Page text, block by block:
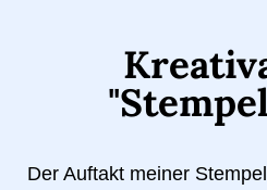
Der Auftakt meiner